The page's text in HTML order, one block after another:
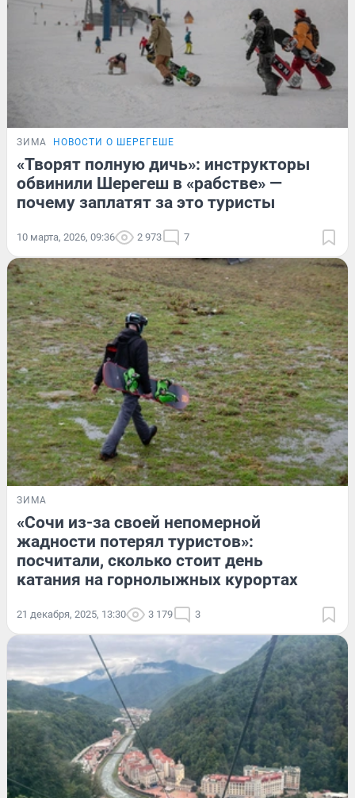
ЗИМА НОВОСТИ О ШЕРЕГЕШЕ
«Творят полную дичь»: инструкторы
обвинили Шерегеш в «рабстве» —
почему заплатят за это туристы
10 марта, 2026, 09:36 2 973 7
ЗИМА
«Сочи из-за своей непомерной
жадности потерял туристов»:
посчитали, сколько стоит день
катания на горнолыжных курортах
21 декабря, 2025, 13:30 3 179 3